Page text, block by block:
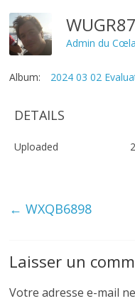
Admin du
Album: 2024 03 02
DETAILS
Uploaded
← WXQB6898
Laisser un
Votre adresse e-mail